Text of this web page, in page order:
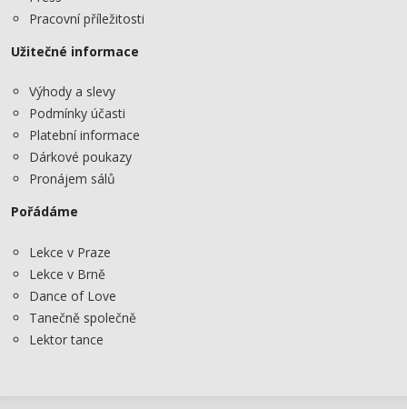
Pracovní příležitosti
Užitečné informace
Výhody a slevy
Podmínky účasti
Platební informace
Dárkové poukazy
Pronájem sálů
Pořádáme
Lekce v Praze
Lekce v Brně
Dance of Love
Tanečně společně
Lektor tance